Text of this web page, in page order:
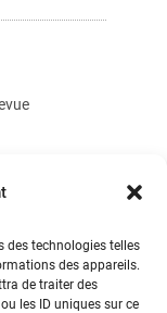
des technologies telles
des appareils.
de traiter des
les ID uniques sur ce